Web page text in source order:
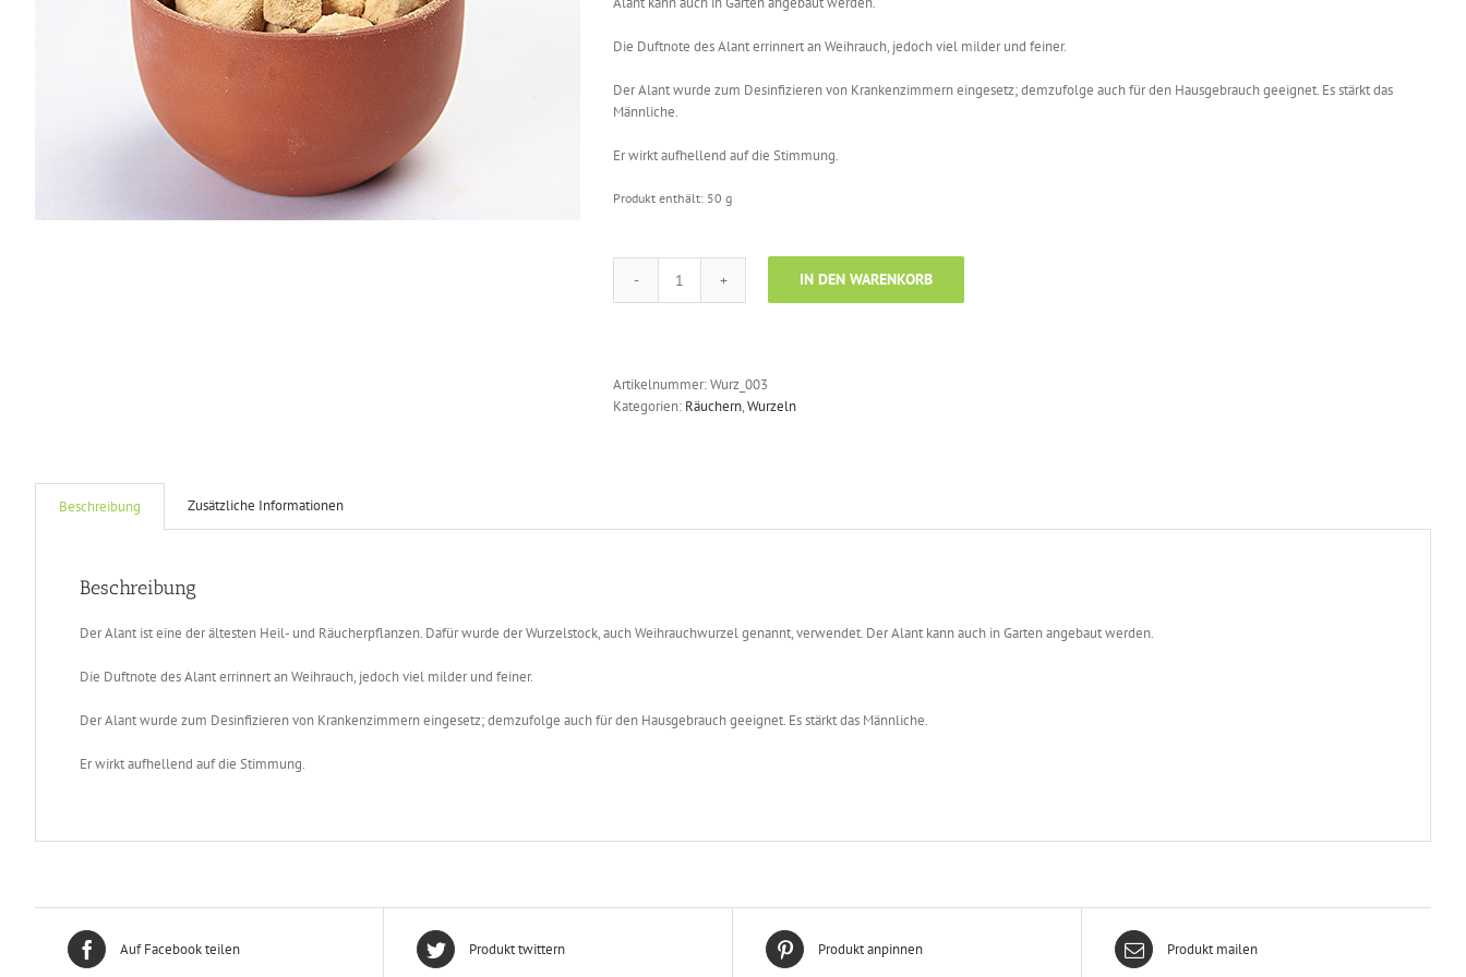
Die Duftnote des Alant errinnert an Weihrauch, jedoch viel milder und feiner.
Der Alant wurde zum Desinfizieren von Krankenzimmern eingesetz; demzufolge auch für den Hausgebrauch geeignet. Es stärkt das
Männliche.
Er wirkt aufhellend auf die Stimmung.
Produkt enthält: 50 g
Alantwurzel
IN DEN WARENKORB
Artikelnummer:Wurz_003
Kategorien: Räuchern,Wurzeln
Beschreibung Zusätzliche Informationen
Beschreibung
Der Alant ist eine der ältesten Heil- und Räucherpflanzen. Dafür wurde der Wurzelstock, auch Weihrauchwurzel genannt, verwendet. Der Alant kann auch in Garten angebaut werden.
Die Duftnote des Alant errinnert an Weihrauch, jedoch viel milder und feiner.
Der Alant wurde zum Desinfizieren von Krankenzimmern eingesetz; demzufolge auch für den Hausgebrauch geeignet. Es stärkt das Männliche.
Er wirkt aufhellend auf die Stimmung.
Auf Facebook teilen Produkt twittern Produkt anpinnen Produkt mailen